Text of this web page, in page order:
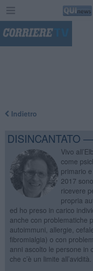
Indietro
DISINCANTATO
Vivo
come
primario
2017
ricevere
propria
ed ho preso in carico
anche con problematiche
autoimmuni, allergie,
fibromialgia) o con
anni ascolto le persone in
che c’è un limite all’avidità.